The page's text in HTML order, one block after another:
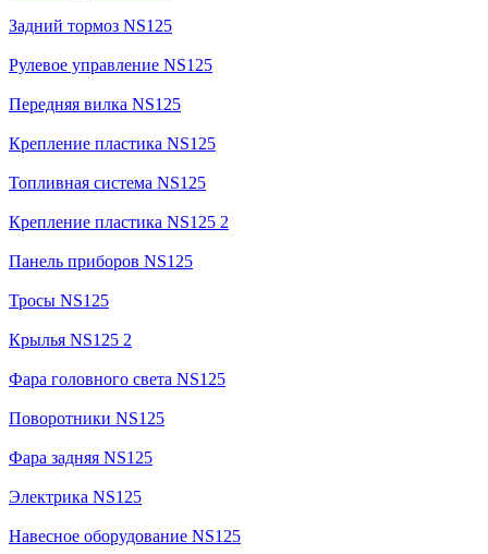
Задний тормоз NS125
Рулевое управление NS125
Передняя вилка NS125
Крепление пластика NS125
Топливная система NS125
Крепление пластика NS125 2
Панель приборов NS125
Тросы NS125
Крылья NS125 2
Фара головного света NS125
Поворотники NS125
Фара задняя NS125
Электрика NS125
Навесное оборудование NS125